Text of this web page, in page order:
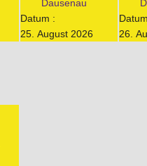
Dausenau
Datum :
25. August 2026
26.